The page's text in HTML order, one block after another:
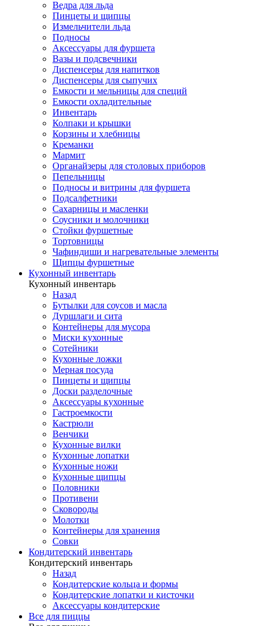
Ведра для льда
Пинцеты и щипцы
Измельчители льда
Подносы
Аксессуары для фуршета
Вазы и подсвечники
Диспенсеры для напитков
Диспенсеры для сыпучих
Емкости и мельницы для специй
Емкости охладительные
Инвентарь
Колпаки и крышки
Корзины и хлебницы
Креманки
Мармит
Органайзеры для столовых приборов
Пепельницы
Подносы и витрины для фуршета
Подсалфетники
Сахарницы и масленки
Соусники и молочники
Стойки фуршетные
Тортовницы
Чафиндиши и нагревательные элементы
Щипцы фуршетные
Кухонный инвентарь
Кухонный инвентарь
Назад
Бутылки для соусов и масла
Дуршлаги и сита
Контейнеры для мусора
Миски кухонные
Сотейники
Кухонные ложки
Мерная посуда
Пинцеты и щипцы
Доски разделочные
Аксессуары кухонные
Гастроемкости
Кастрюли
Венчики
Кухонные вилки
Кухонные лопатки
Кухонные ножи
Кухонные щипцы
Половники
Противени
Сковороды
Молотки
Контейнеры для хранения
Совки
Кондитерский инвентарь
Кондитерский инвентарь
Назад
Кондитерские кольца и формы
Кондитерские лопатки и кисточки
Аксессуары кондитерские
Все для пиццы